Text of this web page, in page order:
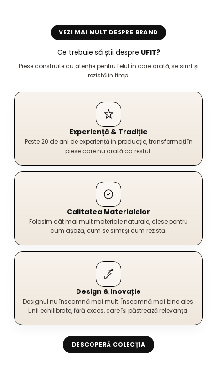
VEZI MAI MULT DESPRE BRAND
Ce trebuie să știi despre UFIT?
Piese construite cu atenție pentru felul în care arată, se simt și
rezistă în timp.
Experiență & Tradiție
Peste 20 de ani de experiență în producție, transformați în
piese care nu arată ca restul.
Calitatea Materialelor
Folosim cât mai mult materiale naturale, alese pentru
cum așază, cum se simt și cum rezistă.
Design & Inovație
Designul nu înseamnă mai mult. Înseamnă mai bine ales.
Linii echilibrate, fără exces, care își păstrează relevanța.
DESCOPERĂ COLECȚIA